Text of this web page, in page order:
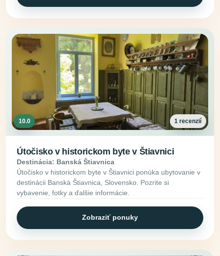
10.0 1 recenzií
Útočisko v historickom byte v Štiavnici
Destinácia: Banská Štiavnica
Útočisko v historickom byte v Štiavnici ponúka ubytovanie v
destinácii Banská Štiavnica, Slovensko. Pozrite si
vybavenie, fotky a ďalšie informácie.
Zobraziť ponuky